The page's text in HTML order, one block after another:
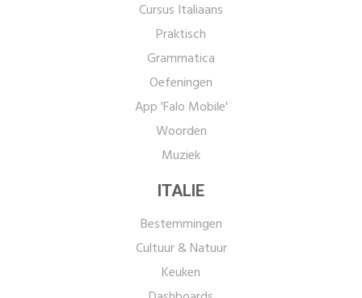
Cursus Italiaans
Praktisch
Grammatica
Oefeningen
App 'Falo Mobile'
Woorden
Muziek
ITALIE
Bestemmingen
Cultuur & Natuur
Keuken